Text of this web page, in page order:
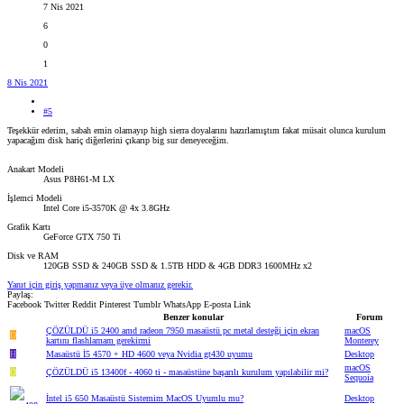
7 Nis 2021
6
0
1
8 Nis 2021
#5
Teşekkür ederim, sabah emin olamayıp high sierra doyalarını hazırlamıştım fakat müsait olunca kurulum
yapacağım disk hariç diğerlerini çıkarıp big sur deneyeceğim.
Anakart Modeli
Asus P8H61-M LX
İşlemci Modeli
Intel Core i5-3570K @ 4x 3.8GHz
Grafik Kartı
GeForce GTX 750 Ti
Disk ve RAM
120GB SSD & 240GB SSD & 1.5TB HDD & 4GB DDR3 1600MHz x2
Yanıt için giriş yapmanız veya üye olmanız gerekir.
Paylaş:
Facebook Twitter Reddit Pinterest Tumblr WhatsApp E-posta Link
Benzer konular
Forum
D
ÇÖZÜLDÜ i5 2400 amd radeon 7950 masaüstü pc metal desteği için ekran
kartını flashlamam gerekirmi
macOS
Monterey
H
Masaüstü İ5 4570 + HD 4600 veya Nvidia gt430 uyumu
Desktop
O
ÇÖZÜLDÜ i5 13400f - 4060 ti - masaüstüne başarılı kurulum yapılabilir mi?
macOS
Sequoia
İntel i5 650 Masaüstü Sistemim MacOS Uyumlu mu? Desktop